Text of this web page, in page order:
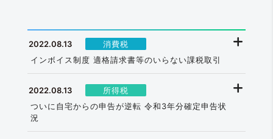
インボイス制度 適格請求書等のいらない課税取引
2022.08.13 消費税
ついに自宅からの申告が逆転 令和3年分確定申告状
況
2022.08.13 所得税